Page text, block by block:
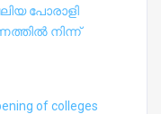
പോരാളി
നിന്ന്
of colleges